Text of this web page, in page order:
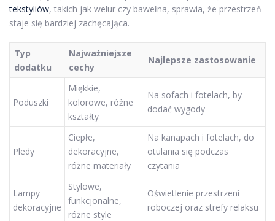
tekstyliów, takich jak welur czy bawełna, sprawia, że przestrzeń
staje się bardziej zachęcająca.
Typ
dodatku
Najważniejsze
cechy
Najlepsze zastosowanie
Poduszki
Miękkie,
kolorowe, różne
kształty
Na sofach i fotelach, by
dodać wygody
Pledy
Ciepłe,
dekoracyjne,
różne materiały
Na kanapach i fotelach, do
otulania się podczas
czytania
Lampy
dekoracyjne
Stylowe,
funkcjonalne,
różne style
Oświetlenie przestrzeni
roboczej oraz strefy relaksu